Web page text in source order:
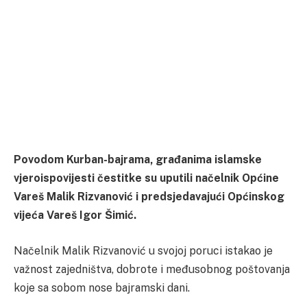
Povodom Kurban-bajrama, građanima islamske
vjeroispovijesti čestitke su uputili načelnik Općine
Vareš Malik Rizvanović i predsjedavajući Općinskog
vijeća Vareš Igor Šimić.
Načelnik Malik Rizvanović u svojoj poruci istakao je
važnost zajedništva, dobrote i međusobnog poštovanja
koje sa sobom nose bajramski dani.